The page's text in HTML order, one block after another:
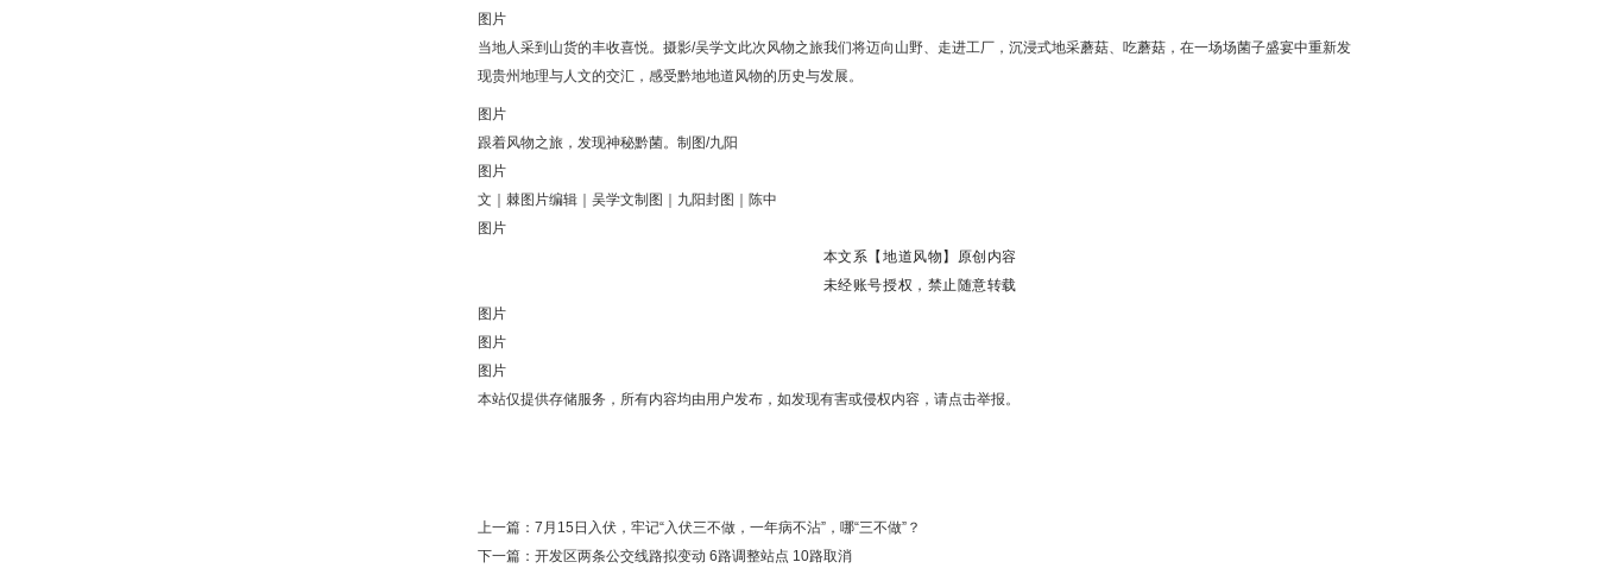
图片
当地人采到山货的丰收喜悦。摄影/吴学文此次风物之旅我们将迈向山野、走进工厂，沉浸式地采蘑菇、吃蘑菇，在一场场菌子盛宴中重新发
现贵州地理与人文的交汇，感受黔地地道风物的历史与发展。
图片
跟着风物之旅，发现神秘黔菌。制图/九阳
图片
文｜棘图片编辑｜吴学文制图｜九阳封图｜陈中
图片
本文系【地道风物】原创内容
未经账号授权，禁止随意转载
图片
图片
图片
本站仅提供存储服务，所有内容均由用户发布，如发现有害或侵权内容，请点击举报。
上一篇： 7月15日入伏，牢记“入伏三不做，一年病不沾”，哪“三不做”？
下一篇： 开发区两条公交线路拟变动 6路调整站点 10路取消